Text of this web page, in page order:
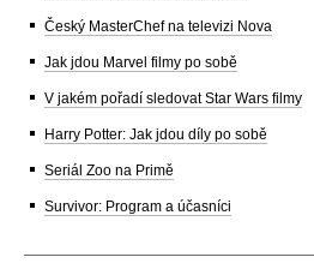
Český MasterChef na televizi Nova
Jak jdou Marvel filmy po sobě
V jakém pořadí sledovat Star Wars filmy
Harry Potter: Jak jdou díly po sobě
Seriál Zoo na Primě
Survivor: Program a účasníci